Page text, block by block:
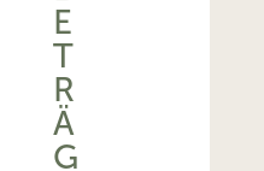
E
T
R
Ä
G